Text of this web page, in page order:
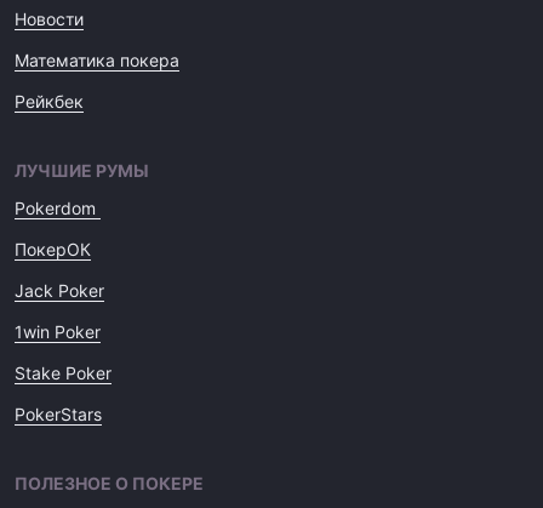
Новости
Математика покера
Рейкбек
ЛУЧШИЕ РУМЫ
Pokerdom
ПокерОК
Jack Poker
1win Poker
Stake Poker
PokerStars
ПОЛЕЗНОЕ О ПОКЕРЕ